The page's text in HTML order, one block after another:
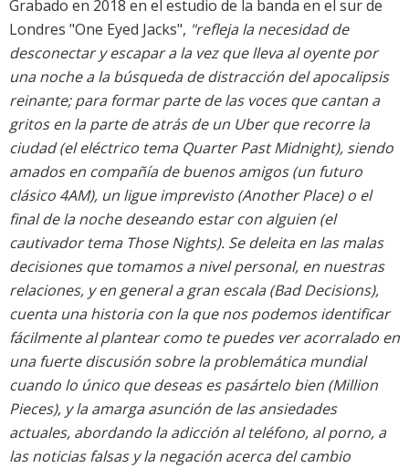
Grabado en 2018 en el estudio de la banda en el sur de
Londres "One Eyed Jacks", "refleja la necesidad de
desconectar y escapar a la vez que lleva al oyente por
una noche a la búsqueda de distracción del apocalipsis
reinante; para formar parte de las voces que cantan a
gritos en la parte de atrás de un Uber que recorre la
ciudad (el eléctrico tema Quarter Past Midnight), siendo
amados en compañía de buenos amigos (un futuro
clásico 4AM), un ligue imprevisto (Another Place) o el
final de la noche deseando estar con alguien (el
cautivador tema Those Nights). Se deleita en las malas
decisiones que tomamos a nivel personal, en nuestras
relaciones, y en general a gran escala (Bad Decisions),
cuenta una historia con la que nos podemos identificar
fácilmente al plantear como te puedes ver acorralado en
una fuerte discusión sobre la problemática mundial
cuando lo único que deseas es pasártelo bien (Million
Pieces), y la amarga asunción de las ansiedades
actuales, abordando la adicción al teléfono, al porno, a
las noticias falsas y la negación acerca del cambio